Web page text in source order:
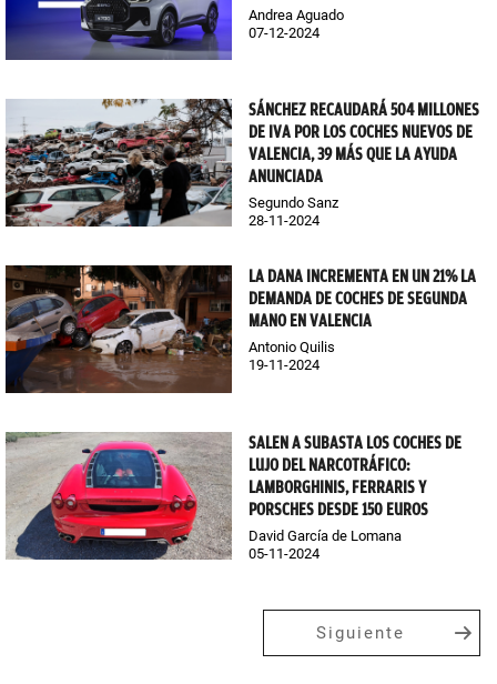
Andrea Aguado
07-12-2024
SÁNCHEZ RECAUDARÁ 504 MILLONES
DE IVA POR LOS COCHES NUEVOS DE
VALENCIA, 39 MÁS QUE LA AYUDA
ANUNCIADA
Segundo Sanz
28-11-2024
LA DANA INCREMENTA EN UN 21% LA
DEMANDA DE COCHES DE SEGUNDA
MANO EN VALENCIA
Antonio Quilis
19-11-2024
SALEN A SUBASTA LOS COCHES DE
LUJO DEL NARCOTRÁFICO:
LAMBORGHINIS, FERRARIS Y
PORSCHES DESDE 150 EUROS
David García de Lomana
05-11-2024
Siguiente